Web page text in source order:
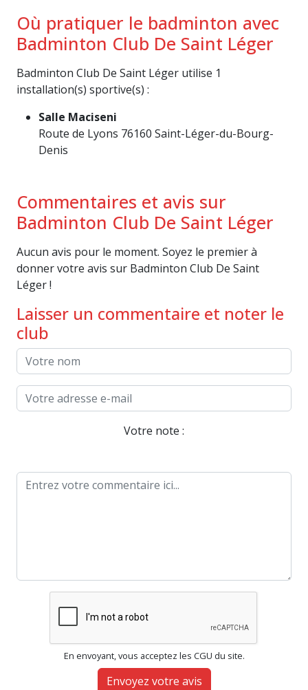
Où pratiquer le badminton avec
Badminton Club De Saint Léger
Badminton Club De Saint Léger utilise 1
installation(s) sportive(s) :
Salle Maciseni
Route de Lyons 76160 Saint-Léger-du-Bourg-
Denis
Commentaires et avis sur
Badminton Club De Saint Léger
Aucun avis pour le moment. Soyez le premier à
donner votre avis sur Badminton Club De Saint
Léger !
Laisser un commentaire et noter le
club
Votre note :
En envoyant, vous acceptez les CGU du site.
Envoyez votre avis